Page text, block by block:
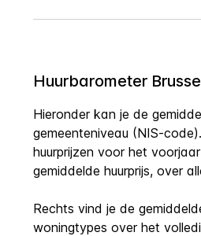
Huurbarometer
Hieronder kan je de
gemeenteniveau (NIS-
huurprijzen voor het
gemiddelde huurprijs, over
Rechts vind je de
woningtypes over het